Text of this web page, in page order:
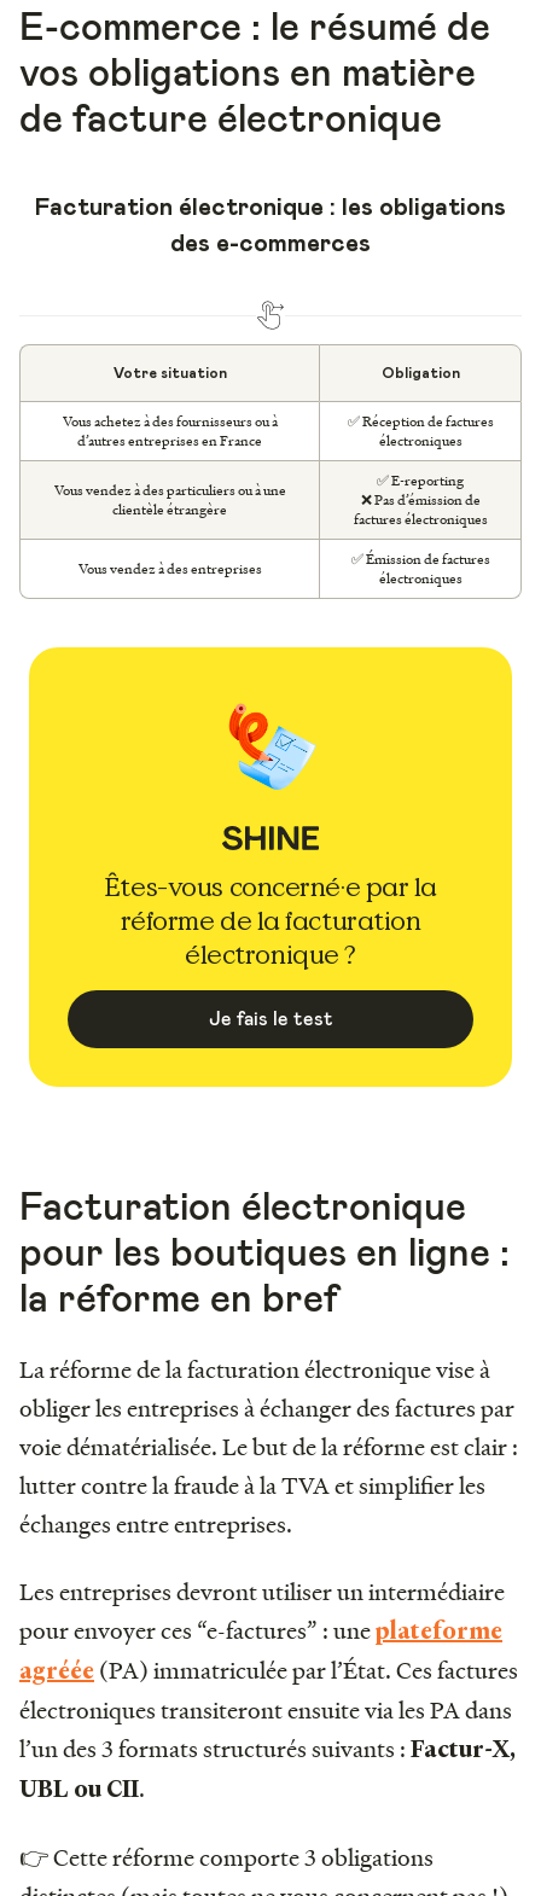
E-commerce : le résumé de
vos obligations en matière
de facture électronique
Facturation électronique : les obligations
des e-commerces
Votre situation Obligation
Vous achetez à des fournisseurs ou à
d’autres entreprises en France
✅ Réception de factures
électroniques
Vous vendez à des particuliers ou à une
clientèle étrangère
✅ E-reporting
❌ Pas d’émission de
factures électroniques
Vous vendez à des entreprises
✅ Émission de factures
électroniques
Êtes-vous concerné·e par la
réforme de la facturation
électronique ?
Je fais le test
Facturation électronique
pour les boutiques en ligne :
la réforme en bref
La réforme de la facturation électronique vise à
obliger les entreprises à échanger des factures par
voie dématérialisée. Le but de la réforme est clair :
lutter contre la fraude à la TVA et simplifier les
échanges entre entreprises.
Les entreprises devront utiliser un intermédiaire
pour envoyer ces “e-factures” : uneplateforme
agréée (PA) immatriculée par l’État. Ces factures
électroniques transiteront ensuite via les PA dans
l’un des 3 formats structurés suivants : Factur-X,
UBL ou CII.
👉 Cette réforme comporte 3 obligations